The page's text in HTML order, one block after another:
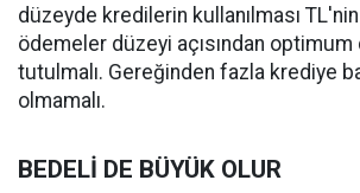
düzeyde kredilerin kullanılması
ödemeler düzeyi açısından optimum
tutulmalı. Gereğinden fazla krediye
olmamalı.
BEDELİ DE BÜYÜK OLUR